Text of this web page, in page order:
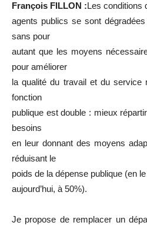
François FILLON :Les conditions
agents publics se sont
sans pour
autant que les moyens
pour améliorer
la qualité du travail et du service
fonction
publique est double : mieux
besoins
en leur donnant des moyens
réduisant le
poids de la dépense publique (en
aujourd’hui, à 50%).
Je propose de remplacer un